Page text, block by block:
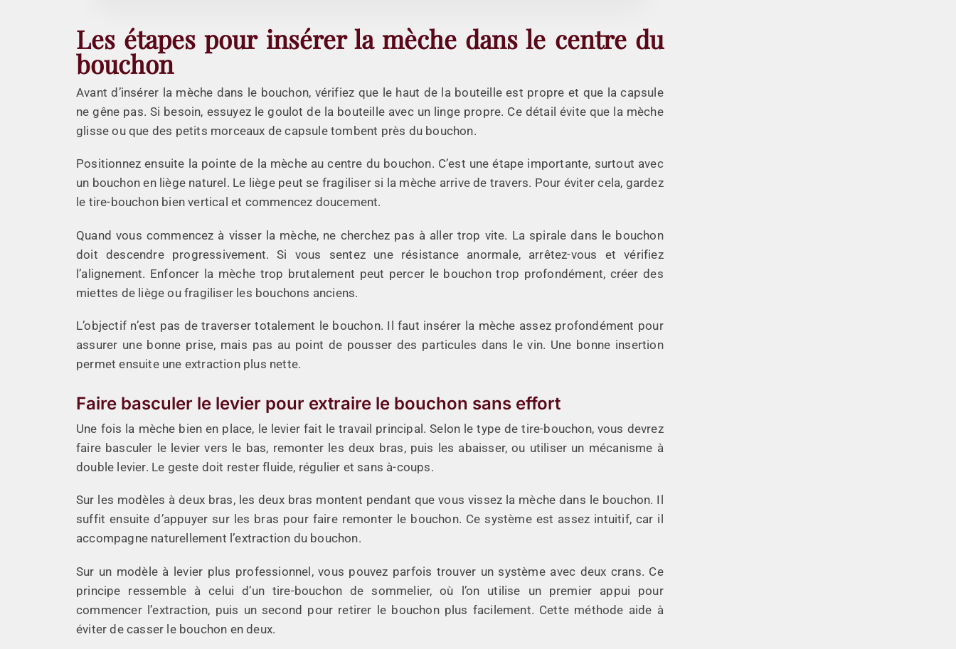
Les étapes pour insérer la mèche dans le centre du
bouchon
Avant d’insérer la mèche dans le bouchon, vérifiez que le haut de la bouteille est propre et que la capsule
ne gêne pas. Si besoin, essuyez le goulot de la bouteille avec un linge propre. Ce détail évite que la mèche
glisse ou que des petits morceaux de capsule tombent près du bouchon.
Positionnez ensuite la pointe de la mèche au centre du bouchon. C’est une étape importante, surtout avec
un bouchon en liège naturel. Le liège peut se fragiliser si la mèche arrive de travers. Pour éviter cela, gardez
le tire-bouchon bien vertical et commencez doucement.
Quand vous commencez à visser la mèche, ne cherchez pas à aller trop vite. La spirale dans le bouchon
doit descendre progressivement. Si vous sentez une résistance anormale, arrêtez-vous et vérifiez
l’alignement. Enfoncer la mèche trop brutalement peut percer le bouchon trop profondément, créer des
miettes de liège ou fragiliser les bouchons anciens.
L’objectif n’est pas de traverser totalement le bouchon. Il faut insérer la mèche assez profondément pour
assurer une bonne prise, mais pas au point de pousser des particules dans le vin. Une bonne insertion
permet ensuite une extraction plus nette.
Faire basculer le levier pour extraire le bouchon sans effort
Une fois la mèche bien en place, le levier fait le travail principal. Selon le type de tire-bouchon, vous devrez
faire basculer le levier vers le bas, remonter les deux bras, puis les abaisser, ou utiliser un mécanisme à
double levier. Le geste doit rester fluide, régulier et sans à-coups.
Sur les modèles à deux bras, les deux bras montent pendant que vous vissez la mèche dans le bouchon. Il
suffit ensuite d’appuyer sur les bras pour faire remonter le bouchon. Ce système est assez intuitif, car il
accompagne naturellement l’extraction du bouchon.
Sur un modèle à levier plus professionnel, vous pouvez parfois trouver un système avec deux crans. Ce
principe ressemble à celui d’un tire-bouchon de sommelier, où l’on utilise un premier appui pour
commencer l’extraction, puis un second pour retirer le bouchon plus facilement. Cette méthode aide à
éviter de casser le bouchon en deux.